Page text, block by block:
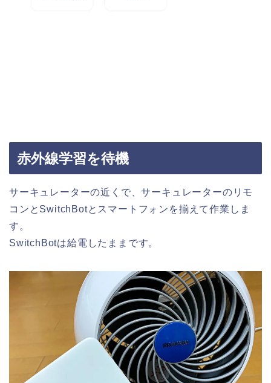
赤外線学習を待機
サーキュレーターの近くで、サーキュレーターのリモ
コンとSwitchBotとスマートフォンを揃えて作業しま
す。
SwitchBotは給電したままです。